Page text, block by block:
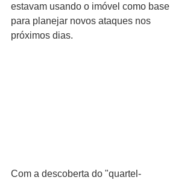
estavam usando o imóvel como base
para planejar novos ataques nos
próximos dias.
Com a descoberta do "quartel-